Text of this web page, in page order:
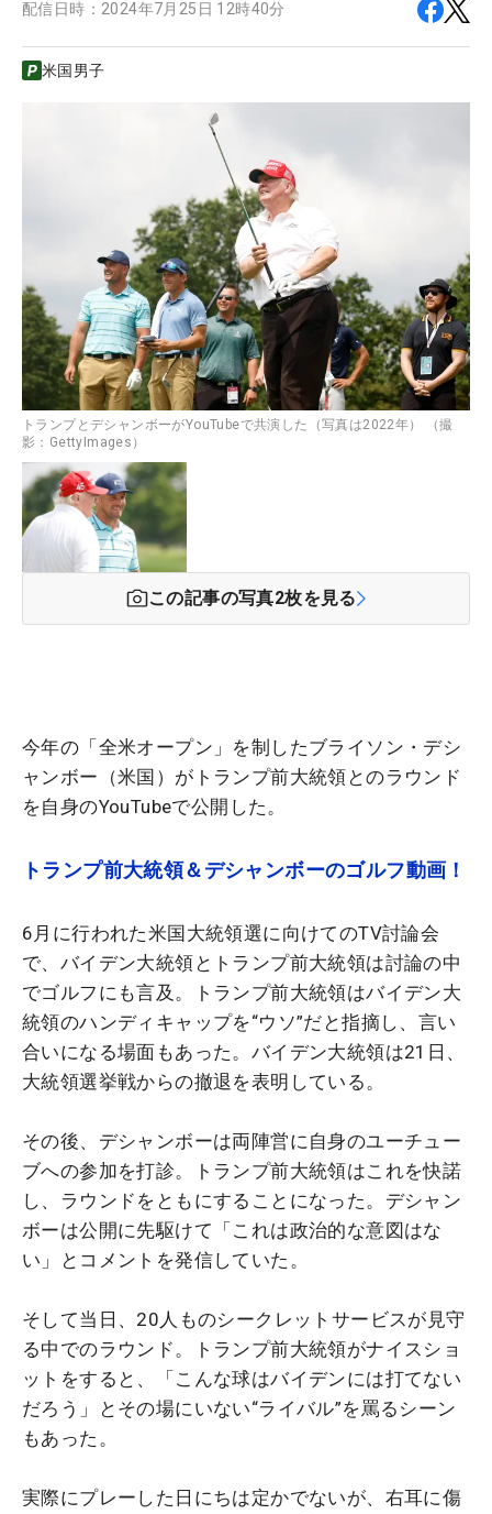
配信日時： 2024年7月25日 12時40分
米国男子
トランプとデシャンボーがYouTubeで共演した（写真は2022年） （撮
影：GettyImages）
この記事の写真2枚を見る
今年の「全米オープン」を制したブライソン・デシ
ャンボー（米国）がトランプ前大統領とのラウンド
を自身のYouTubeで公開した。
トランプ前大統領＆デシャンボーのゴルフ動画！
6月に行われた米国大統領選に向けてのTV討論会
で、バイデン大統領とトランプ前大統領は討論の中
でゴルフにも言及。トランプ前大統領はバイデン大
統領のハンディキャップを“ウソ”だと指摘し、言い
合いになる場面もあった。バイデン大統領は21日、
大統領選挙戦からの撤退を表明している。
その後、デシャンボーは両陣営に自身のユーチュー
ブへの参加を打診。トランプ前大統領はこれを快諾
し、ラウンドをともにすることになった。デシャン
ボーは公開に先駆けて「これは政治的な意図はな
い」とコメントを発信していた。
そして当日、20人ものシークレットサービスが見守
る中でのラウンド。トランプ前大統領がナイスショ
ットをすると、「こんな球はバイデンには打てない
だろう」とその場にいない“ライバル”を罵るシーン
もあった。
実際にプレーした日にちは定かでないが、右耳に傷